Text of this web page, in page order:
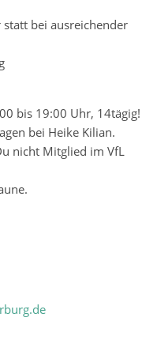
bei ausreichender
bis 19:00 Uhr, 14tägig!
bei Heike Kilian.
nicht Mitglied im VfL